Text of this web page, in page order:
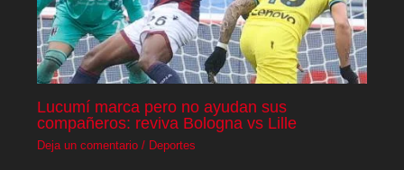
Lucumí marca pero no ayudan sus
compañeros: reviva Bologna vs Lille
Deja un comentario / Deportes